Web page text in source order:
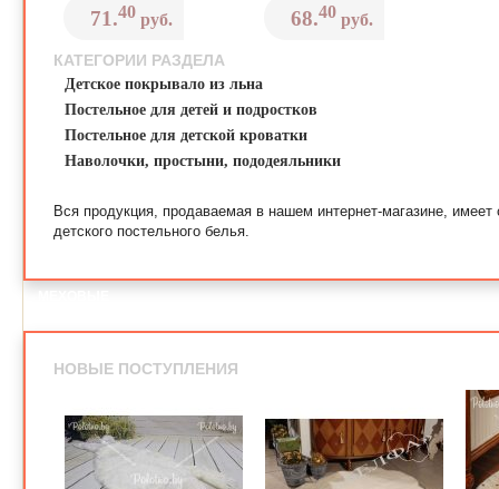
71.40 руб. 68.40 руб.
КАТЕГОРИИ РАЗДЕЛА
Детское покрывало из льна
Постельное для детей и подростков
Постельное для детской кроватки
Наволочки, простыни, пододеяльники
Вся продукция, продаваемая в нашем интернет-магазине,
детского постельного белья.
НОВЫЕ ПОСТУПЛЕНИЯ